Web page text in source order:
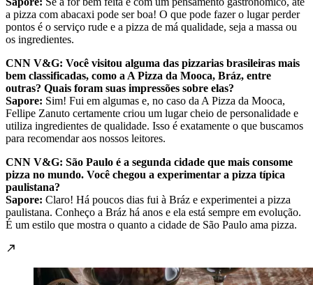
a pizza com abacaxi pode ser boa! O que pode fazer o lugar perder
pontos é o serviço rude e a pizza de má qualidade, seja a massa ou
os ingredientes.
CNN V&G: Você visitou alguma das pizzarias brasileiras mais
bem classificadas, como a A Pizza da Mooca, Bráz, entre
outras? Quais foram suas impressões sobre elas?
Sapore: Sim! Fui em algumas e, no caso da A Pizza da Mooca,
Fellipe Zanuto certamente criou um lugar cheio de personalidade e
utiliza ingredientes de qualidade. Isso é exatamente o que buscamos
para recomendar aos nossos leitores.
CNN V&G: São Paulo é a segunda cidade que mais consome
pizza no mundo. Você chegou a experimentar a pizza típica
paulistana?
Sapore: Claro! Há poucos dias fui à Bráz e experimentei a pizza
paulistana. Conheço a Bráz há anos e ela está sempre em evolução.
É um estilo que mostra o quanto a cidade de São Paulo ama pizza.